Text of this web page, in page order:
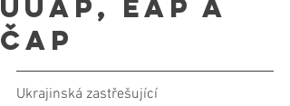
UUAP, EAP a
ČAP
Ukrajinská zastřešující